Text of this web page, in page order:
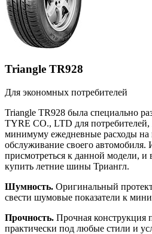
Triangle TR928
Для экономных потребителей
Triangle TR928 была специально
TYRE CO., LTD для
минимуму ежедневные расходы на
обслуживание своего автомобиля.
присмотреться к данной модели, и
купить летние шины Триангл.
Шумность. Оригинальный
свести шумовые показатели к
Прочность. Прочная конструкция
практически под любые стили и